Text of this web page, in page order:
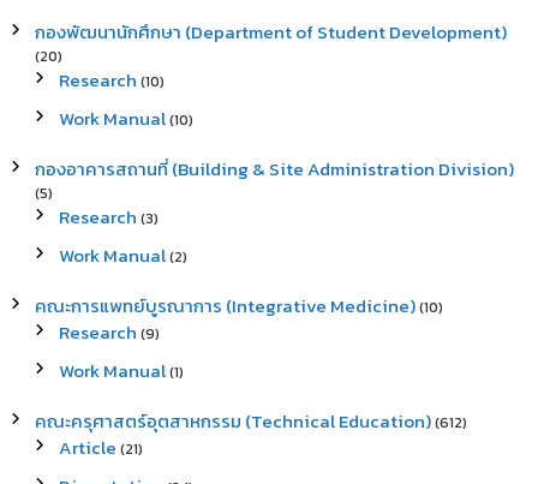
กองพัฒนานักศึกษา (Department of Student Development)
(20)
Research (10)
Work Manual(10)
กองอาคารสถานที่ (Building & Site Administration Division)
(5)
Research (3)
Work Manual(2)
คณะการแพทย์บูรณาการ (Integrative Medicine)(10)
Research (9)
Work Manual(1)
คณะครุศาสตร์อุตสาหกรรม (Technical Education)(612)
Article (21)